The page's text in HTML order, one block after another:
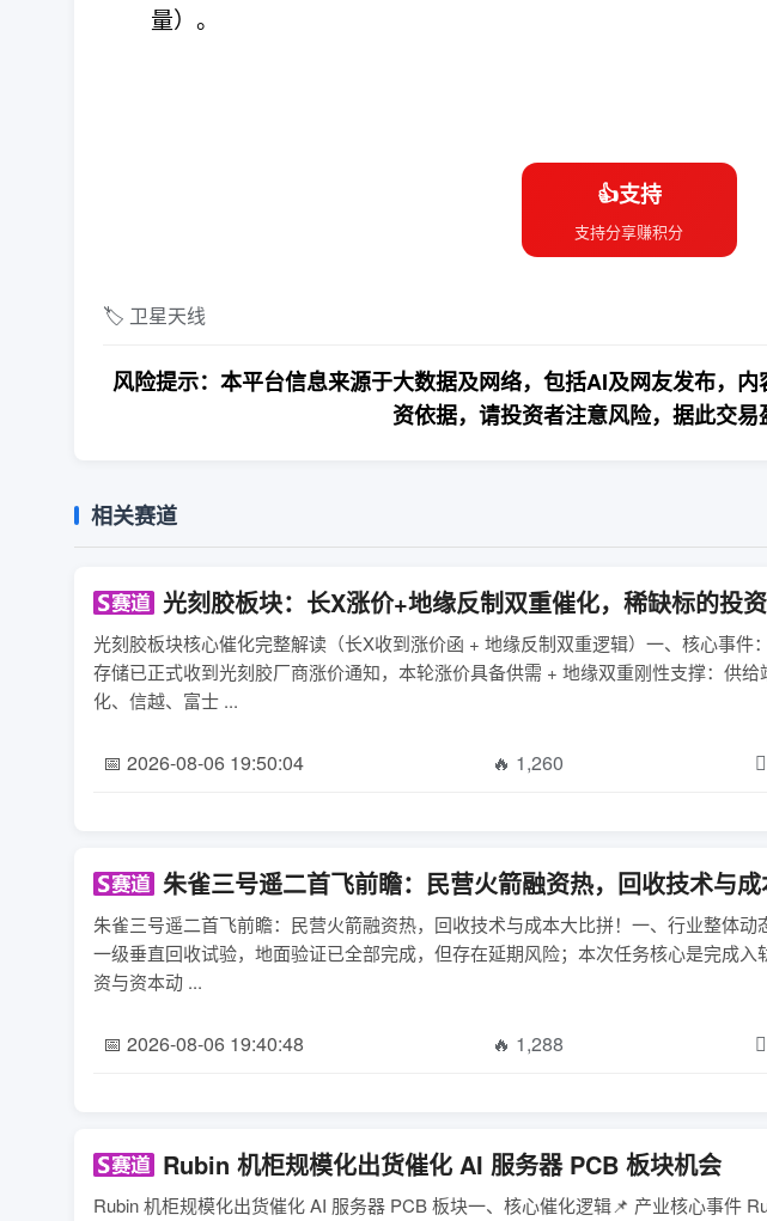
量）。
👍支持
支持分享赚积分
🏷️ 卫星天线
风险提示：本平台信息来源于大数据及网络，包括AI及网友发布，
资依据，请投资者注意风险，据此交易
相关赛道
光刻胶板块：长X涨价+地缘反制双重催化，稀缺标的投资
光刻胶板块核心催化完整解读（长X收到涨价函 + 地缘反制双重逻辑）一、核心事
存储已正式收到光刻胶厂商涨价通知，本轮涨价具备供需 + 地缘双重刚性支撑：供
化、信越、富士 ...
📅 2026-08-06 19:50:04 🔥 1,260
朱雀三号遥二首飞前瞻：民营火箭融资热，回收技术与成
朱雀三号遥二首飞前瞻：民营火箭融资热，回收技术与成本大比拼！一、行业整体
一级垂直回收试验，地面验证已全部完成，但存在延期风险；本次任务核心是完成
资与资本动 ...
📅 2026-08-06 19:40:48 🔥 1,288
Rubin 机柜规模化出货催化 AI 服务器 PCB 板块机会
Rubin 机柜规模化出货催化 AI 服务器 PCB 板块一、核心催化逻辑📌 产业核心事件